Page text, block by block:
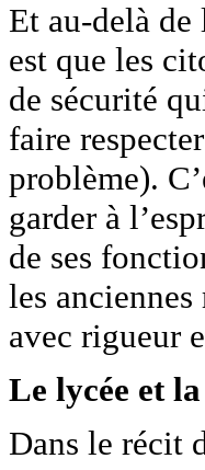
Et au-delà de
est que les
de sécurité
faire
problème).
garder à
de ses
les
avec rigueur
Le lycée et
Dans le récit